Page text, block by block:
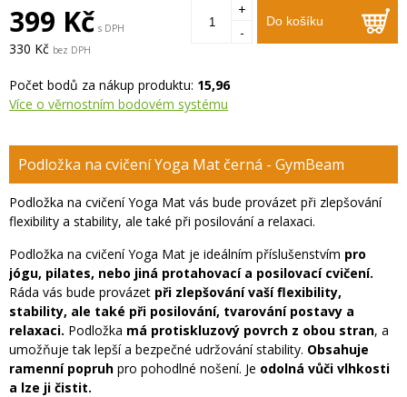
399 Kč s DPH
330 Kč bez DPH
Do košíku
+
-
Počet bodů za nákup produktu: 15,96
Více o věrnostním bodovém systému
Podložka na cvičení Yoga Mat černá - GymBeam
Podložka na cvičení Yoga Mat vás bude provázet při zlepšování
flexibility a stability, ale také při posilování a relaxaci.
Podložka na cvičení Yoga Mat je ideálním příslušenstvím pro
jógu, pilates, nebo jiná protahovací a posilovací cvičení.
Ráda vás bude provázet při zlepšování vaší flexibility,
stability, ale také při posilování, tvarování postavy a
relaxaci. Podložka má protiskluzový povrch z obou stran, a
umožňuje tak lepší a bezpečné udržování stability. Obsahuje
ramenní popruh pro pohodlné nošení. Je odolná vůči vlhkosti
a lze ji čistit.